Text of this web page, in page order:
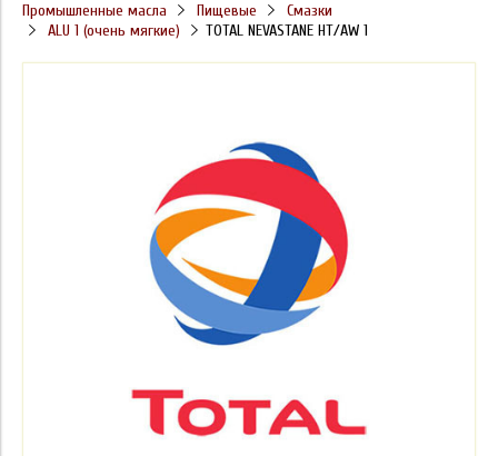
Промышленные масла Пищевые
Смазки
ALU 1 (очень мягкие)
TOTAL NEVASTANE HT/AW 1